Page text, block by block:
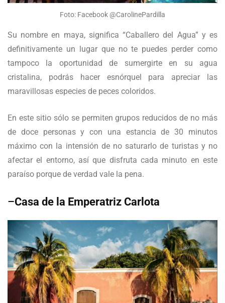
Foto: Facebook @CarolinePardilla
Su nombre en maya, significa “Caballero del Agua” y es
definitivamente un lugar que no te puedes perder como
tampoco la oportunidad de sumergirte en su agua
cristalina, podrás hacer esnórquel para apreciar las
maravillosas especies de peces coloridos.
En este sitio sólo se permiten grupos reducidos de no más
de doce personas y con una estancia de 30 minutos
máximo con la intensión de no saturarlo de turistas y no
afectar el entorno, así que disfruta cada minuto en este
paraíso porque de verdad vale la pena.
–Casa de la Emperatriz Carlota